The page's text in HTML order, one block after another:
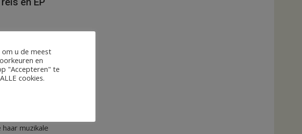
Larissa Baak-
naar nieuwe
in Coevorden. Als
in Zwolle deelde
nummers van
muzikale
u de meest
en
"Accepteren" te
cookies.